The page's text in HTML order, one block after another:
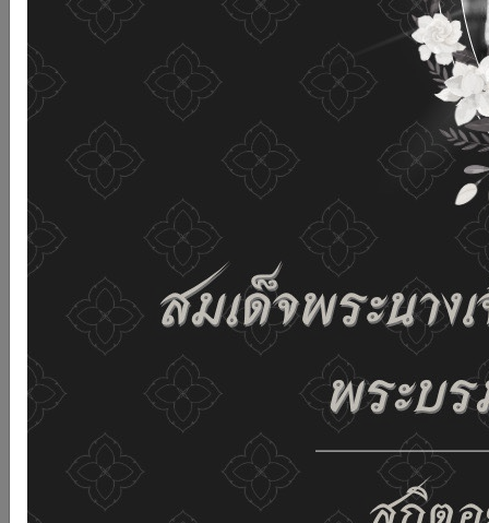
personal information for the purpose of developing
and improving the website. If you use this website
without changing any settings it means that you agree
to receive cookies on the website and our privacy
policy.
See details Accept all
02-659-6811 saraban@dop.mail.go.th
Change display settings
CCC